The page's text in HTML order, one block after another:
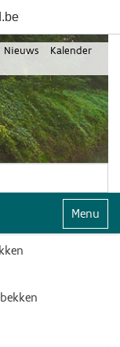
Nieuws
Kalender
Klap